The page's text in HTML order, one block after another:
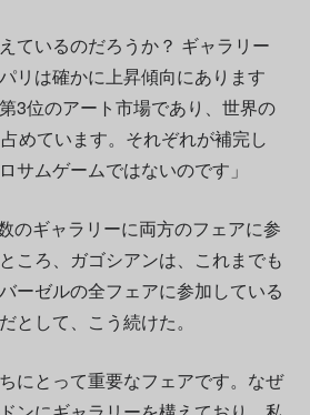
ているのだろうか？ ギャラリー
リは確かに上昇傾向にあります
3位のアート市場であり、世界の
めています。それぞれが補完し
サムゲームではないのです」
のギャラリーに両方のフェアに参
ころ、ガゴシアンは、これまでも
ーゼルの全フェアに参加している
として、こう続けた。
にとって重要なフェアです。なぜ